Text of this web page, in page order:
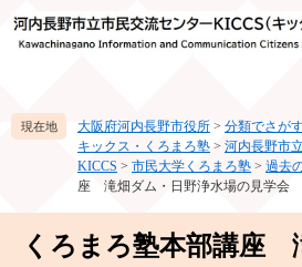
ー
ニ
大阪府河内長野市役所 > 分類でさが
キックス・くろまろ塾 > 河内長野市
KICCS > 市民大学くろまろ塾 > 過去
座 滝畑ダム・日野浄水場の見学会
くろまろ塾本部講座